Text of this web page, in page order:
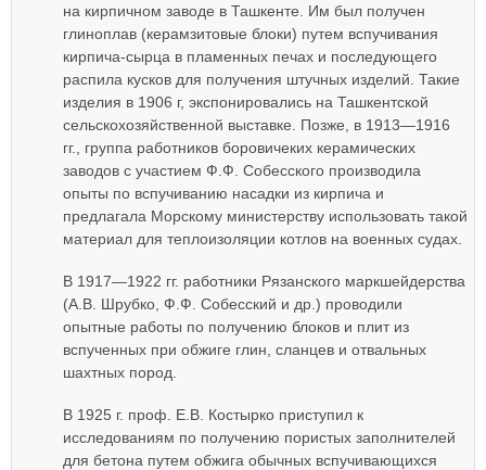
на кирпичном заводе в Ташкенте. Им был получен
глиноплав (керамзитовые блоки) путем вспучивания
кирпича-сырца в пламенных печах и последующего
распила кусков для получения штучных изделий. Такие
изделия в 1906 г, экспонировались на Ташкентской
сельскохозяйственной выставке. Позже, в 1913—1916
гг., группа работников боровичеких керамических
заводов с участием Ф.Ф. Собесского производила
опыты по вспучиванию насадки из кирпича и
предлагала Морскому министерству использовать такой
материал для теплоизоляции котлов на военных судах.
В 1917—1922 гг. работники Рязанского маркшейдерства
(А.В. Шрубко, Ф.Ф. Собесский и др.) проводили
опытные работы по получению блоков и плит из
вспученных при обжиге глин, сланцев и отвальных
шахтных пород.
В 1925 г. проф. Е.В. Костырко приступил к
исследованиям по получению пористых заполнителей
для бетона путем обжига обычных вспучивающихся